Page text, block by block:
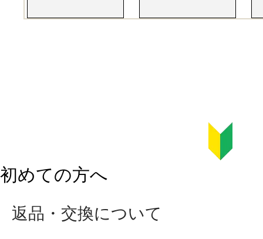
初めての方へ
返品・交換について